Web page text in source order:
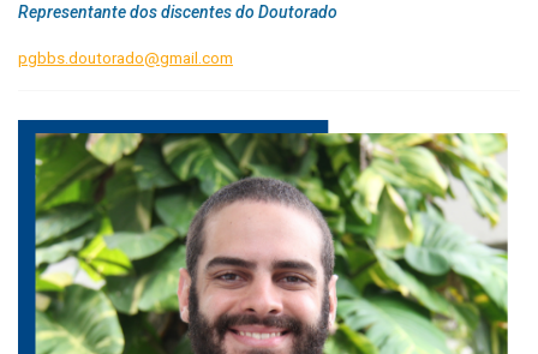
Representante dos discentes do Doutorado
pgbbs.doutorado@gmail.com